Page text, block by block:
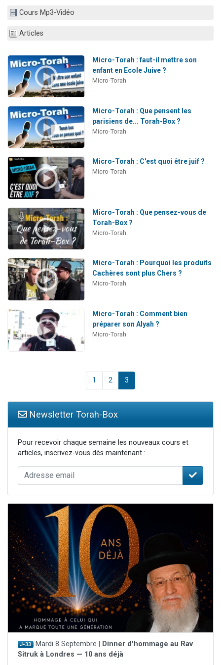
Cours Mp3-Vidéo
Articles
Micro-Torah : faut-il mettre son
enfant en Ecole Juive ?
Micro-Torah
Micro-Torah : Que pensent les
parisiens de... Torah-Box ?
Micro-Torah
Micro-Torah : C'est quoi être juif ?
Micro-Torah
Micro-Torah : Que pensez-vous de
Torah-Box ?
Micro-Torah
Micro-Torah : Pourquoi les produits
Cachères sont plus Chers ?
Micro-Torah
Micro-Torah : Comment bien
préparer son Alyah ?
Micro-Torah
1 2 3
Newsletter Torah-Box
Pour recevoir chaque semaine les nouveaux cours et
articles, inscrivez-vous dès maintenant :
J-33 Mardi 8 Septembre |
Dinner d'hommage au Rav
Sitruk à Londres — 10 ans déjà